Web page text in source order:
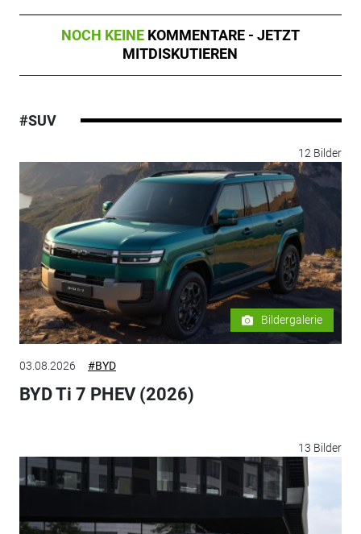
NOCH KEINE KOMMENTARE - JETZT
MITDISKUTIEREN
#SUV
12 Bilder
Bildergalerie
03.08.2026 #BYD
BYD Ti 7 PHEV (2026)
13 Bilder